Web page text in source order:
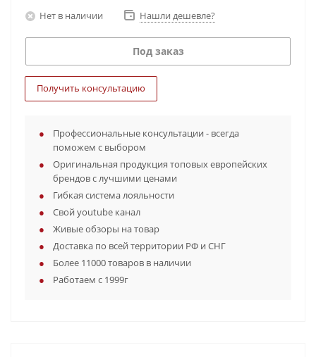
Нет в наличии Нашли дешевле?
Под заказ
Получить консультацию
Профессиональные консультации - всегда
поможем с выбором
Оригинальная продукция топовых европейских
брендов с лучшими ценами
Гибкая система лояльности
Свой youtube канал
Живые обзоры на товар
Доставка по всей территории РФ и СНГ
Более 11000 товаров в наличии
Работаем с 1999г